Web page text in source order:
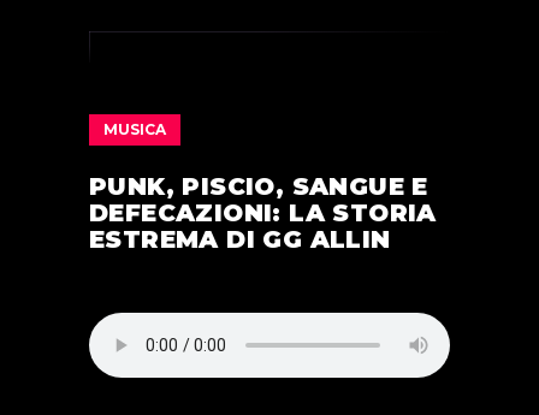
MUSICA
PUNK, PISCIO, SANGUE E
DEFECAZIONI: LA STORIA
ESTREMA DI GG ALLIN